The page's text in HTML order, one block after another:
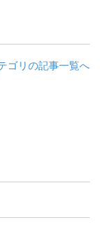
ゴリの記事一覧へ